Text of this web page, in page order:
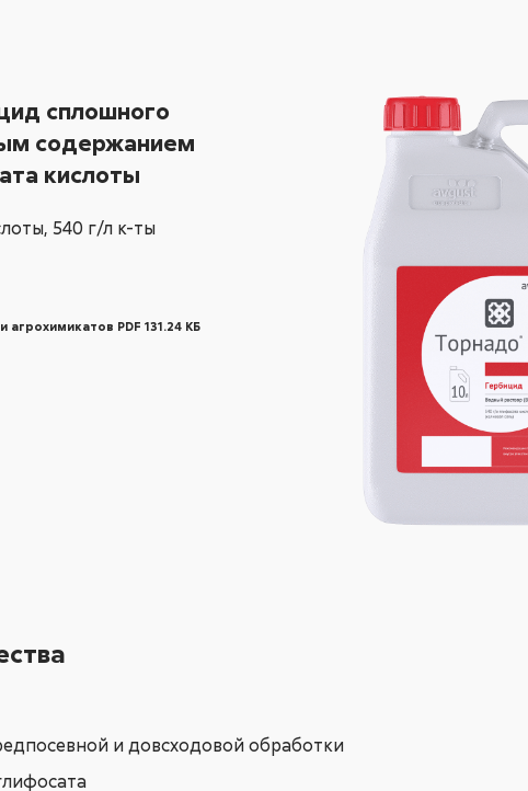
сплошного
содержанием
кислоты
540 г/л к-ты
PDF 131.24 КБ
и довсходовой обработки